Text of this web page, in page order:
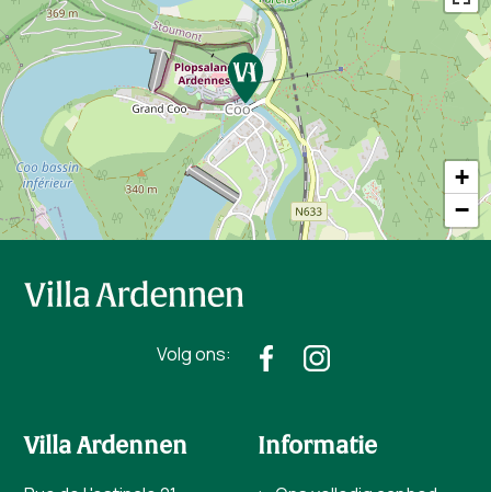
+
−
Volg ons:
Villa Ardennen Informatie